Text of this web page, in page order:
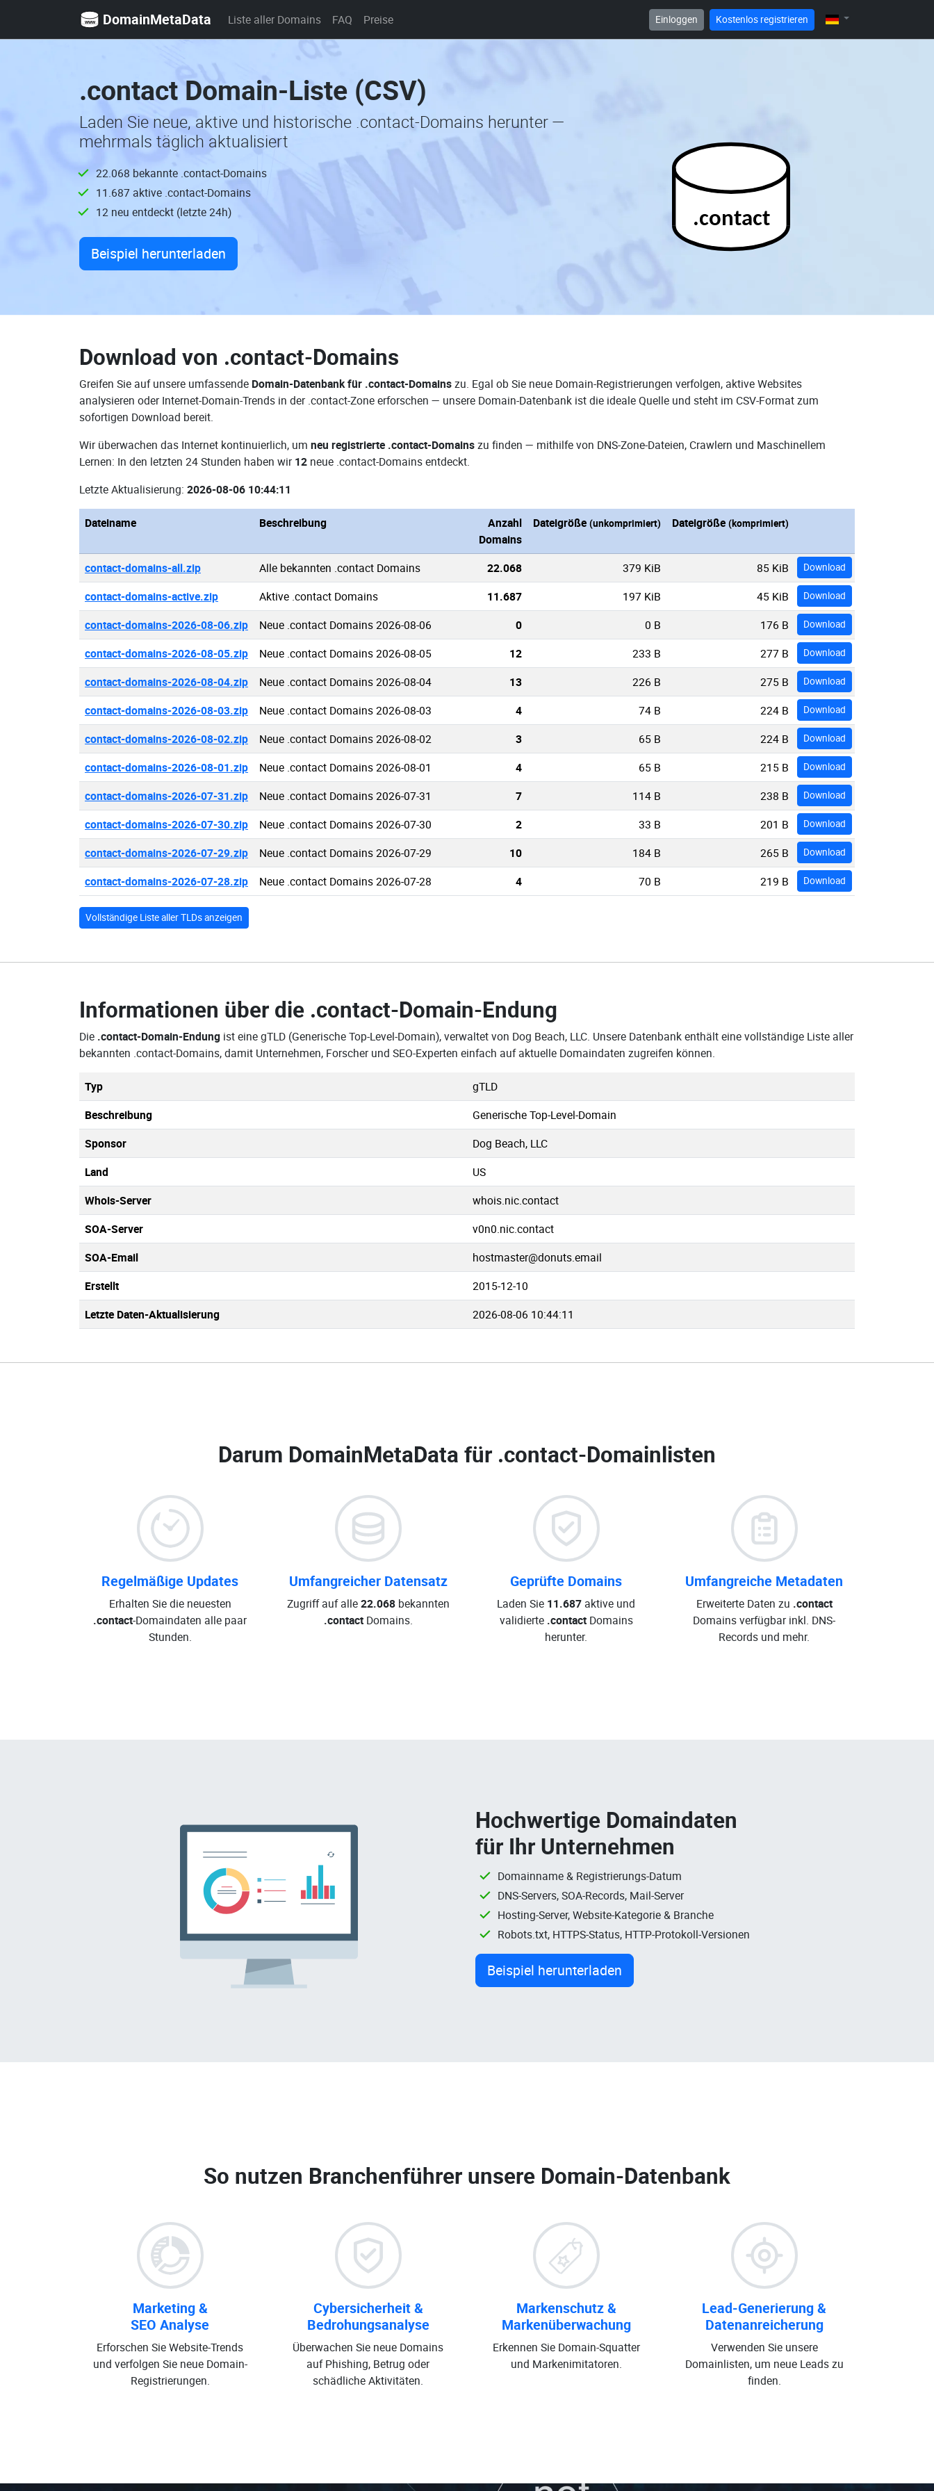
DomainMetaData Liste aller Domains FAQ Preise Einloggen Kostenlos registrieren
.contact Domain-Liste (CSV)
Laden Sie neue, aktive und historische .contact-Domains herunter —
mehrmals täglich aktualisiert
22.068 bekannte .contact-Domains
11.687 aktive .contact-Domains
12 neu entdeckt (letzte 24h)
Beispiel herunterladen
.contact
Download von .contact-Domains
Greifen Sie auf unsere umfassende Domain-Datenbank für .contact-Domainszu. Egal ob Sie neue Domain-Registrierungen verfolgen, aktive Websites
analysieren oder Internet-Domain-Trends in der .contact-Zone erforschen — unsere Domain-Datenbank ist die ideale Quelle und steht im CSV-Format zum
sofortigen Download bereit.
Wir überwachen das Internet kontinuierlich, um neu registrierte .contact-Domainszu finden — mithilfe von DNS-Zone-Dateien, Crawlern und Maschinellem
Lernen: In den letzten 24 Stunden haben wir 12 neue .contact-Domains entdeckt.
Letzte Aktualisierung: 2026-08-06 10:44:11
Dateiname Beschreibung
Anzahl
Domains
Dateigröße (unkomprimiert) Dateigröße (komprimiert)
contact-domains-all.zip Alle bekannten .contact Domains 22.068 379 KiB 85 KiB Download
contact-domains-active.zip Aktive .contact Domains 11.687 197 KiB 45 KiB Download
contact-domains-2026-08-06.zip Neue .contact Domains 2026-08-06 0 0 B 176 B Download
contact-domains-2026-08-05.zip Neue .contact Domains 2026-08-05 12 233 B 277 B Download
contact-domains-2026-08-04.zip Neue .contact Domains 2026-08-04 13 226 B 275 B Download
contact-domains-2026-08-03.zip Neue .contact Domains 2026-08-03 4 74 B 224 B Download
contact-domains-2026-08-02.zip Neue .contact Domains 2026-08-02 3 65 B 224 B Download
contact-domains-2026-08-01.zip Neue .contact Domains 2026-08-01 4 65 B 215 B Download
contact-domains-2026-07-31.zip Neue .contact Domains 2026-07-31 7 114 B 238 B Download
contact-domains-2026-07-30.zip Neue .contact Domains 2026-07-30 2 33 B 201 B Download
contact-domains-2026-07-29.zip Neue .contact Domains 2026-07-29 10 184 B 265 B Download
contact-domains-2026-07-28.zip Neue .contact Domains 2026-07-28 4 70 B 219 B Download
Vollständige Liste aller TLDs anzeigen
Informationen über die .contact-Domain-Endung
Die .contact-Domain-Endung ist eine gTLD (Generische Top-Level-Domain), verwaltet von Dog Beach, LLC. Unsere Datenbank enthält eine vollständige Liste aller
bekannten .contact-Domains, damit Unternehmen, Forscher und SEO-Experten einfach auf aktuelle Domaindaten zugreifen können.
Typ
gTLD
Beschreibung
Generische Top-Level-Domain
Sponsor
Dog Beach, LLC
Land
US
Whois-Server
whois.nic.contact
SOA-Server
v0n0.nic.contact
SOA-Email
hostmaster@donuts.email
Erstellt
2015-12-10
Letzte Daten-Aktualisierung
2026-08-06 10:44:11
Darum DomainMetaData für .contact-Domainlisten
Regelmäßige Updates
Erhalten Sie die neuesten
.contact-Domaindaten alle paar
Stunden.
Umfangreicher Datensatz
Zugriff auf alle22.068bekannten
.contactDomains.
Geprüfte Domains
Laden Sie 11.687 aktive und
validierte .contactDomains
herunter.
Umfangreiche Metadaten
Erweiterte Daten zu .contact
Domains verfügbar inkl. DNS-
Records und mehr.
Hochwertige Domaindaten
für Ihr Unternehmen
Domainname & Registrierungs-Datum
DNS-Servers, SOA-Records, Mail-Server
Hosting-Server, Website-Kategorie & Branche
Robots.txt, HTTPS-Status, HTTP-Protokoll-Versionen
Beispiel herunterladen
So nutzen Branchenführer unsere Domain-Datenbank
Marketing &
SEO Analyse
Erforschen Sie Website-Trends
und verfolgen Sie neue Domain-
Registrierungen.
Cybersicherheit &
Bedrohungsanalyse
Überwachen Sie neue Domains
auf Phishing, Betrug oder
schädliche Aktivitäten.
Markenschutz &
Markenüberwachung
Erkennen Sie Domain-Squatter
und Markenimitatoren.
Lead-Generierung &
Datenanreicherung
Verwenden Sie unsere
Domainlisten, um neue Leads zu
finden.